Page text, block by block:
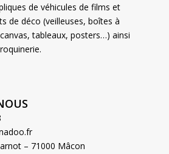
de véhicules de films et
de déco (veilleuses, boîtes à
tableaux, posters…) ainsi
– 71000 Mâcon